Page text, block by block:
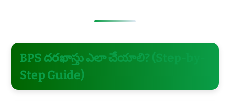
BPS దరఖాస్తు ఎలా చేయాలి? (Step-by-
Step Guide)